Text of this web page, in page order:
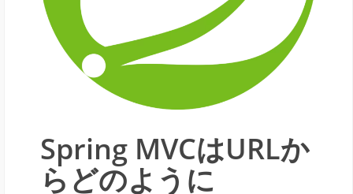
Spring MVCはURLか
らどのように